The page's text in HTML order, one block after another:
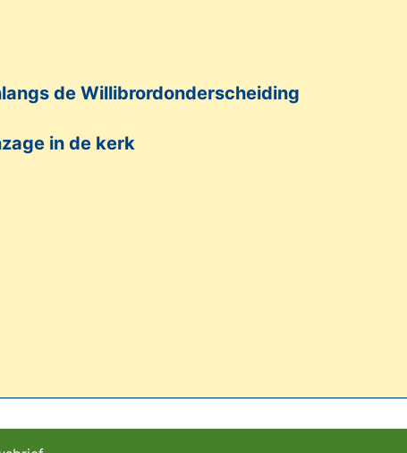
de Willibrordonderscheiding
in de kerk